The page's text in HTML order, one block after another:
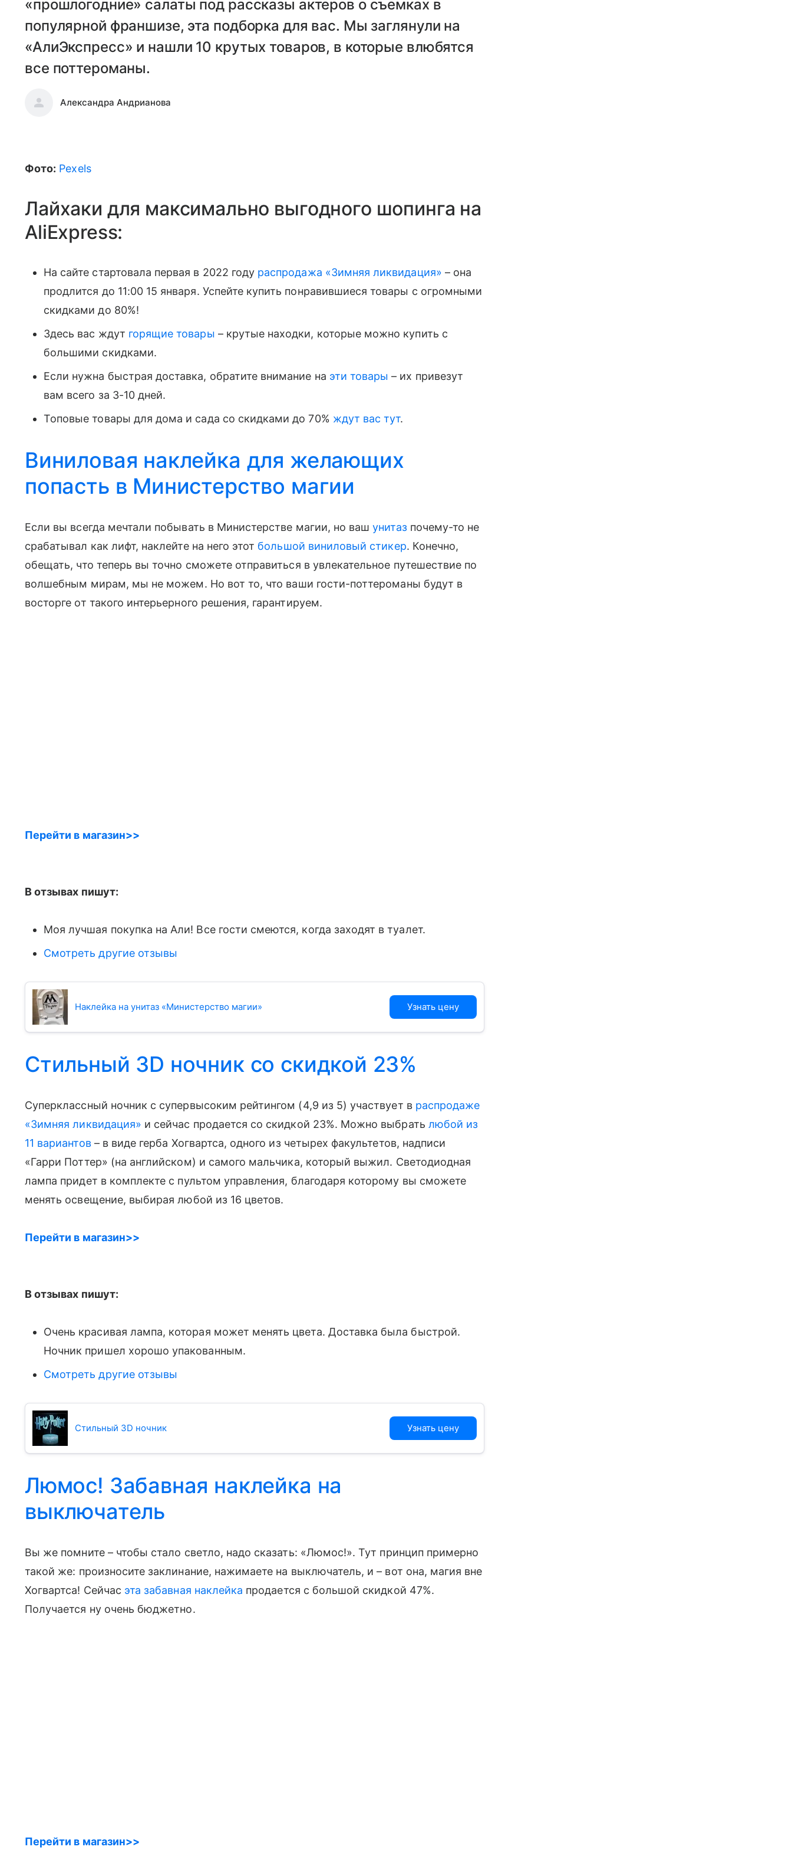
«прошлогодние» салаты под рассказы актеров о съемках в
популярной франшизе, эта подборка для вас. Мы заглянули на
«АлиЭкспресс» и нашли 10 крутых товаров, в которые влюбятся
все поттероманы.
Александра Андрианова
Фото: Pexels
Лайхаки для максимально выгодного шопинга на
AliExpress:
На сайте стартовала первая в 2022 году распродажа «Зимняя ликвидация» – она
продлится до 11:00 15 января. Успейте купить понравившиеся товары с огромными
скидками до 80%!
Здесь вас ждут горящие товары – крутые находки, которые можно купить с
большими скидками.
Если нужна быстрая доставка, обратите внимание на эти товары – их привезут
вам всего за 3-10 дней.
Топовые товары для дома и сада со скидками до 70% ждут вас тут.
Виниловая наклейка для желающих
попасть в Министерство магии
Если вы всегда мечтали побывать в Министерстве магии, но вашунитаз почему-то не
срабатывал как лифт, наклейте на него этот большой виниловый стикер. Конечно,
обещать, что теперь вы точно сможете отправиться в увлекательное путешествие по
волшебным мирам, мы не можем. Но вот то, что ваши гости-поттероманы будут в
восторге от такого интерьерного решения, гарантируем.
Перейти в магазин>>
В отзывах пишут:
Моя лучшая покупка на Али! Все гости смеются, когда заходят в туалет.
Смотреть другие отзывы
Наклейка на унитаз «Министерство магии» Узнать цену
Стильный 3D ночник со скидкой 23%
Суперклассный ночник с супервысоким рейтингом (4,9 из 5) участвует в распродаже
«Зимняя ликвидация» и сейчас продается со скидкой 23%. Можно выбрать любой из
11 вариантов– в виде герба Хогвартса, одного из четырех факультетов, надписи
«Гарри Поттер» (на английском) и самого мальчика, который выжил. Светодиодная
лампа придет в комплекте с пультом управления, благодаря которому вы сможете
менять освещение, выбирая любой из 16 цветов.
Перейти в магазин>>
В отзывах пишут:
Очень красивая лампа, которая может менять цвета. Доставка была быстрой.
Ночник пришел хорошо упакованным.
Смотреть другие отзывы
Стильный 3D ночник Узнать цену
Люмос! Забавная наклейка на
выключатель
Вы же помните – чтобы стало светло, надо сказать: «Люмос!». Тут принцип примерно
такой же: произносите заклинание, нажимаете на выключатель, и – вот она, магия вне
Хогвартса! Сейчас эта забавная наклейка продается с большой скидкой 47%.
Получается ну очень бюджетно.
Перейти в магазин>>